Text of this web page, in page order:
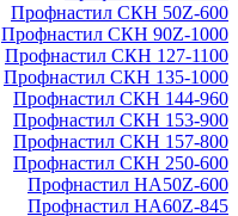
Профнастил СКН 50Z-600
Профнастил СКН 90Z-1000
Профнастил СКН 127-1100
Профнастил СКН 135-1000
Профнастил СКН 144-960
Профнастил СКН 153-900
Профнастил СКН 157-800
Профнастил СКН 250-600
Профнастил НА50Z-600
Профнастил НА60Z-845